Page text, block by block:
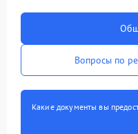
Вопросы по
Какие документы вы